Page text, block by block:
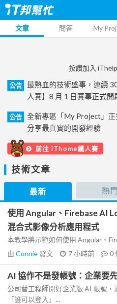
文章 問答 My
按讚加入
公告
最熱血的技術盛事，連續
人賽】8 月 1 日賽事正式開
公告
全新專區「My Project」正
分享最真實的開發經驗
前往 iThome鐵人賽
技術文章
最新 熱門
使用 Angular、Firebase AI
混合式影像分析應用程式
本教學將示範如何使用 Angular、
由 Connie發文 7 小時前 0
AI 協作不是發帳號：企業要
公司替工程師開好企業版 AI 帳號
「誰可以登入」...